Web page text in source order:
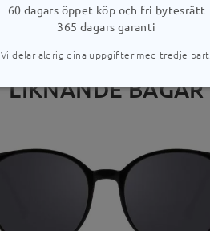
LIKNANDE BÅGAR
60 dagars öppet köp och fri bytesrätt
365 dagars garanti
Vi delar aldrig dina uppgifter med tredje part.